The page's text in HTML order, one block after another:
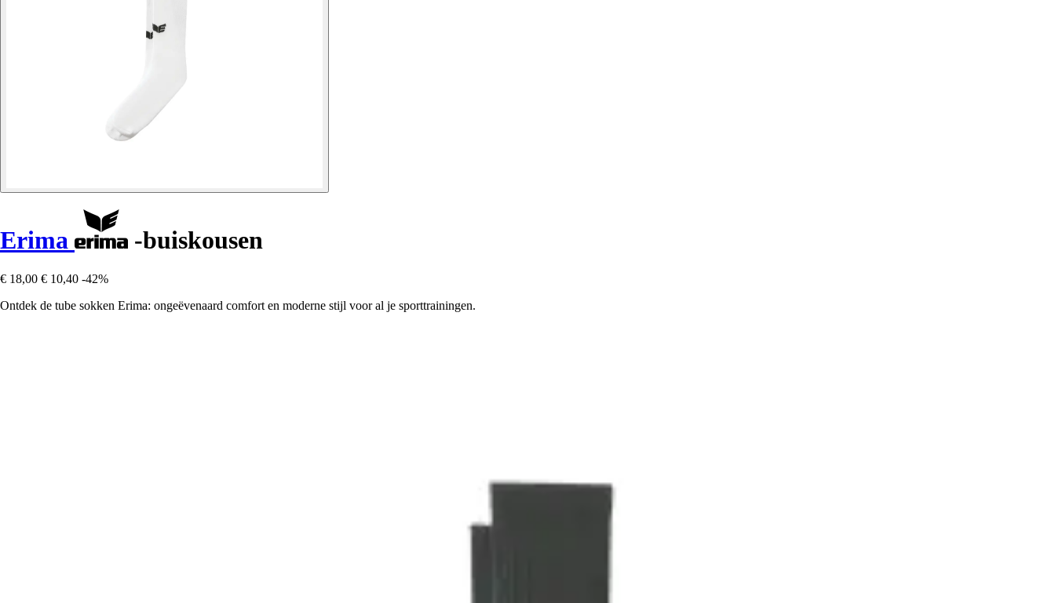
Erima -buiskousen
€ 18,00 € 10,40 -42%
Ontdek de tube sokken Erima: ongeëvenaard comfort en moderne stijl voor al je sporttrainingen.